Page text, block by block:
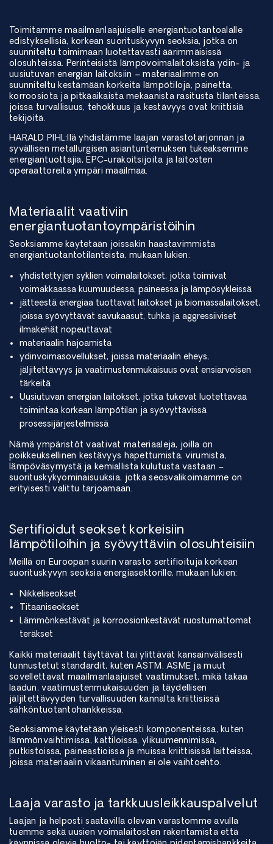
Toimitamme maailmanlaajuiselle energiantuotantoalalle
edistyksellisiä, korkean suorituskyvyn seoksia, jotka on
suunniteltu toimimaan luotettavasti äärimmäisissä
olosuhteissa. Perinteisistä lämpövoimalaitoksista ydin- ja
uusiutuvan energian laitoksiin – materiaalimme on
suunniteltu kestämään korkeita lämpötiloja, painetta,
korroosiota ja pitkäaikaista mekaanista rasitusta tilanteissa,
joissa turvallisuus, tehokkuus ja kestävyys ovat kriittisiä
tekijöitä.
HARALD PIHL:llä yhdistämme laajan varastotarjonnan ja
syvällisen metallurgisen asiantuntemuksen tukeaksemme
energiantuottajia, EPC-urakoitsijoita ja laitosten
operaattoreita ympäri maailmaa.
Materiaalit vaativiin
energiantuotantoympäristöihin
Seoksiamme käytetään joissakin haastavimmista
energiantuotantotilanteista, mukaan lukien:
yhdistettyjen syklien voimalaitokset, jotka toimivat
voimakkaassa kuumuudessa, paineessa ja lämpösykleissä
jätteestä energiaa tuottavat laitokset ja biomassalaitokset,
joissa syövyttävät savukaasut, tuhka ja aggressiiviset
ilmakehät nopeuttavat
materiaalin hajoamista
ydinvoimasovellukset, joissa materiaalin eheys,
jäljitettävyys ja vaatimustenmukaisuus ovat ensiarvoisen
tärkeitä
Uusiutuvan energian laitokset, jotka tukevat luotettavaa
toimintaa korkean lämpötilan ja syövyttävissä
prosessijärjestelmissä
Nämä ympäristöt vaativat materiaaleja, joilla on
poikkeuksellinen kestävyys hapettumista, virumista,
lämpöväsymystä ja kemiallista kulutusta vastaan –
suorituskykyominaisuuksia, jotka seosvalikoimamme on
erityisesti valittu tarjoamaan.
Sertifioidut seokset korkeisiin
lämpötiloihin ja syövyttäviin olosuhteisiin
Meillä on Euroopan suurin varasto sertifioituja korkean
suorituskyvyn seoksia energiasektorille, mukaan lukien:
Nikkeliseokset
Titaaniseokset
Lämmönkestävät ja korroosionkestävät ruostumattomat
teräkset
Kaikki materiaalit täyttävät tai ylittävät kansainvälisesti
tunnustetut standardit, kuten ASTM, ASME ja muut
sovellettavat maailmanlaajuiset vaatimukset, mikä takaa
laadun, vaatimustenmukaisuuden ja täydellisen
jäljitettävyyden turvallisuuden kannalta kriittisissä
sähköntuotantohankkeissa.
Seoksiamme käytetään yleisesti komponenteissa, kuten
lämmönvaihtimissa, kattiloissa, ylikuumennimissä,
putkistoissa, paineastioissa ja muissa kriittisissä laitteissa,
joissa materiaalin vikaantuminen ei ole vaihtoehto.
Laaja varasto ja tarkkuusleikkauspalvelut
Laajan ja helposti saatavilla olevan varastomme avulla
tuemme sekä uusien voimalaitosten rakentamista että